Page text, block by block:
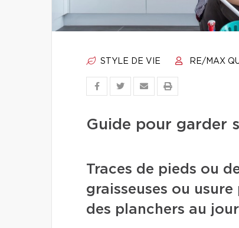
STYLE DE VIE RE/MAX
Guide pour garder
Traces de pieds ou
graisseuses ou
des planchers au